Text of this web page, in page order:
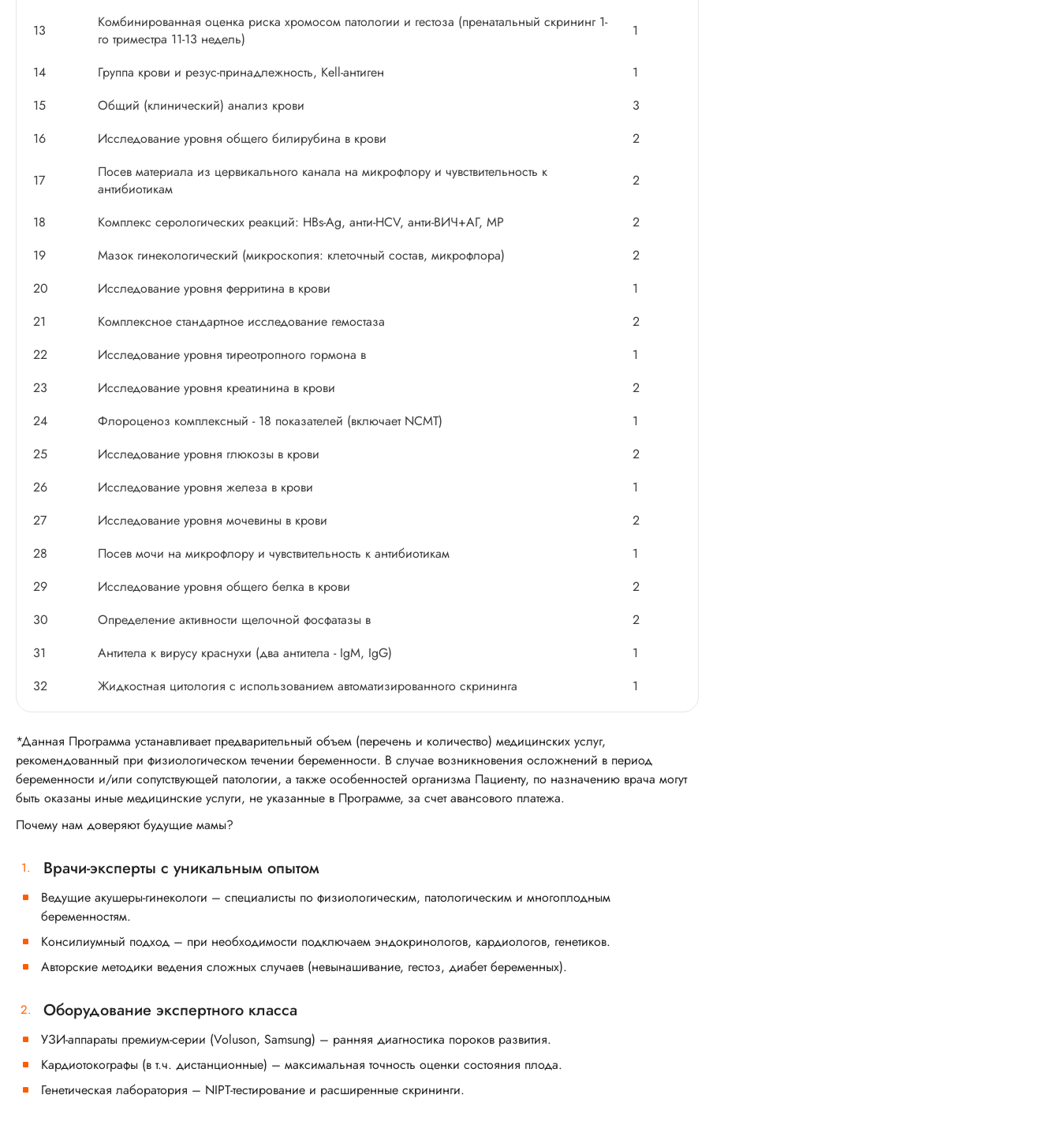
13
Комбинированная оценка риска хромосом патологии и гестоза (пренатальный скрининг 1-
го триместра 11-13 недель)
1
14 Группа крови и резус-принадлежность, Kell-антиген
1
15
Общий (клинический) анализ крови
3
16
Исследование уровня общего билирубина в крови 2
17
Посев материала из цервикального канала на микрофлору и чувствительность к
антибиотикам
2
18 Комплекс серологических реакций: HBs-Ag, анти-НCV, анти-ВИЧ+АГ, MP
2
19
Мазок гинекологический (микроскопия: клеточный состав, микрофлора)
2
20
Исследование уровня ферритина в крови
1
21
Комплексное стандартное исследование гемостаза
2
22
Исследование уровня тиреотропного гормона в
1
23
Исследование уровня креатинина в крови
2
24
Флороценоз комплексный - 18 показателей (включает NCMT)
1
25
Исследование уровня глюкозы в крови
2
26
Исследование уровня железа в крови
1
27
Исследование уровня мочевины в крови
2
28
Посев мочи на микрофлору и чувствительность к антибиотикам
1
29
Исследование уровня общего белка в крови
2
30
Определение активности щелочной фосфатазы в
2
31
Антитела к вирусу краснухи (два антитела - IgМ, IgG)
1
32
Жидкостная цитология с использованием автоматизированного скрининга 1
*Данная Программа устанавливает предварительный объем (перечень и количество) медицинских услуг,
рекомендованный при физиологическом течении беременности. В случае возникновения осложнений в период
беременности и/или сопутствующей патологии, а также особенностей организма Пациенту, по назначению врача могут
быть оказаны иные медицинские услуги, не указанные в Программе, за счет авансового платежа.
Почему нам доверяют будущие мамы?
Врачи-эксперты с уникальным опытом
Ведущие акушеры-гинекологи – специалисты по физиологическим, патологическим и многоплодным
беременностям.
Консилиумный подход – при необходимости подключаем эндокринологов, кардиологов, генетиков.
Авторские методики ведения сложных случаев (невынашивание, гестоз, диабет беременных).
Оборудование экспертного класса
УЗИ-аппараты премиум-серии (Voluson, Samsung) – ранняя диагностика пороков развития.
Кардиотокографы (в т.ч. дистанционные) – максимальная точность оценки состояния плода.
Генетическая лаборатория – NIPT-тестирование и расширенные скрининги.